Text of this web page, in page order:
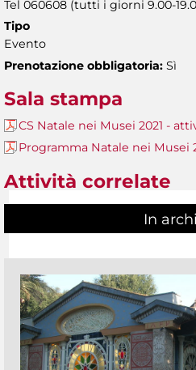
Tel 060608 (tutti i giorni 9.00-
Tipo
Evento
Prenotazione obbligatoria: Sì
Sala stampa
CS Natale nei Musei 2021 -
Programma Natale nei Musei
Attività correlate
In